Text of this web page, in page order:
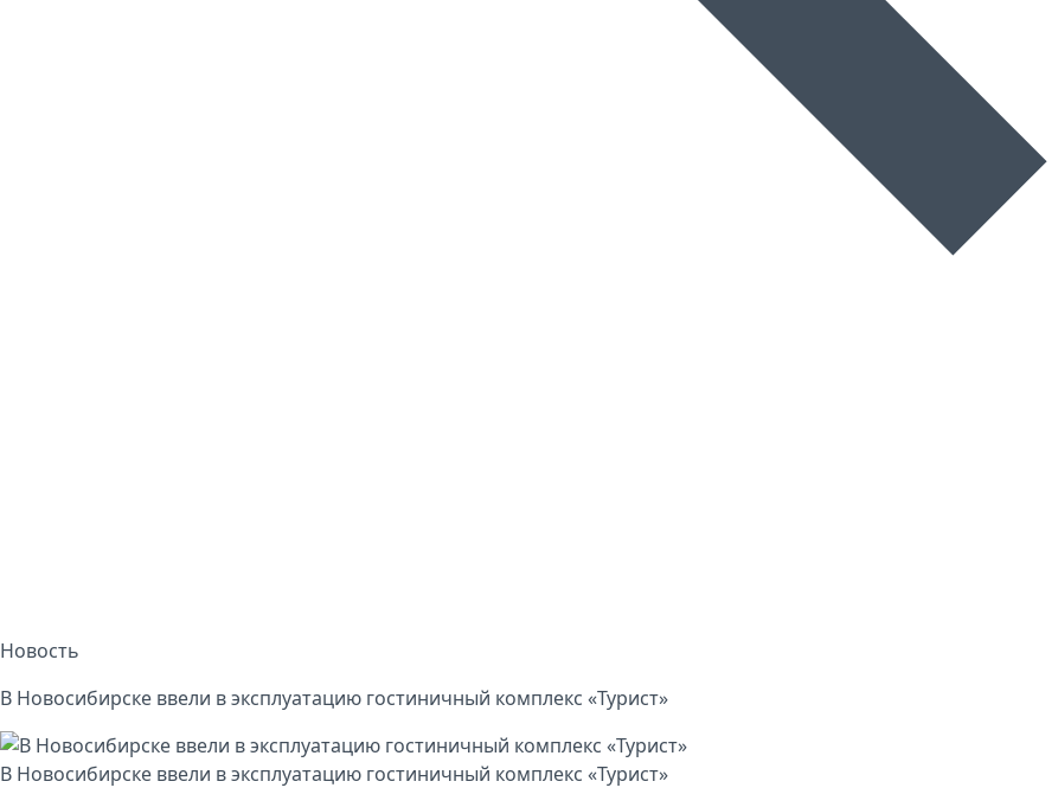
Новость
В Новосибирске ввели в эксплуатацию гостиничный комплекс «Турист»
В Новосибирске ввели в эксплуатацию гостиничный комплекс «Турист»